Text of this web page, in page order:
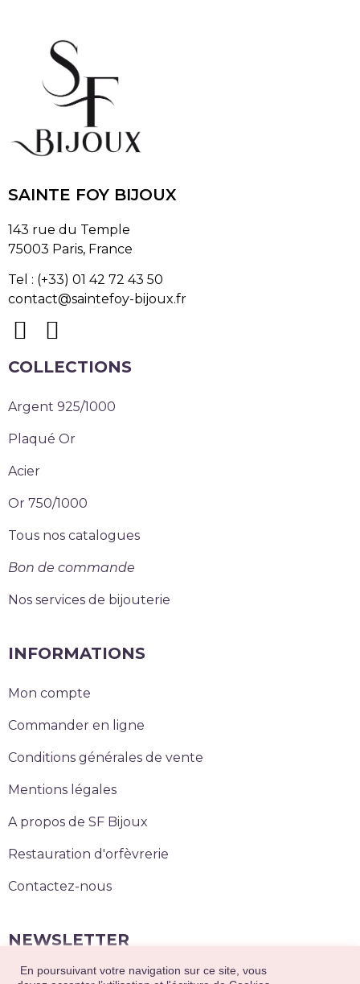
En poursuivant votre navigation sur ce site, vous
SAINTE FOY BIJOUX
143 rue du Temple
75003 Paris, France
Tel : (+33) 01 42 72 43 50
contact@saintefoy-bijoux.fr
COLLECTIONS
Argent 925/1000
Plaqué Or
Acier
Or 750/1000
Tous nos catalogues
Bon de commande
Nos services de bijouterie
INFORMATIONS
Mon compte
Commander en ligne
Conditions générales de vente
Mentions légales
A propos de SF Bijoux
Restauration d'orfèvrerie
Contactez-nous
NEWSLETTER